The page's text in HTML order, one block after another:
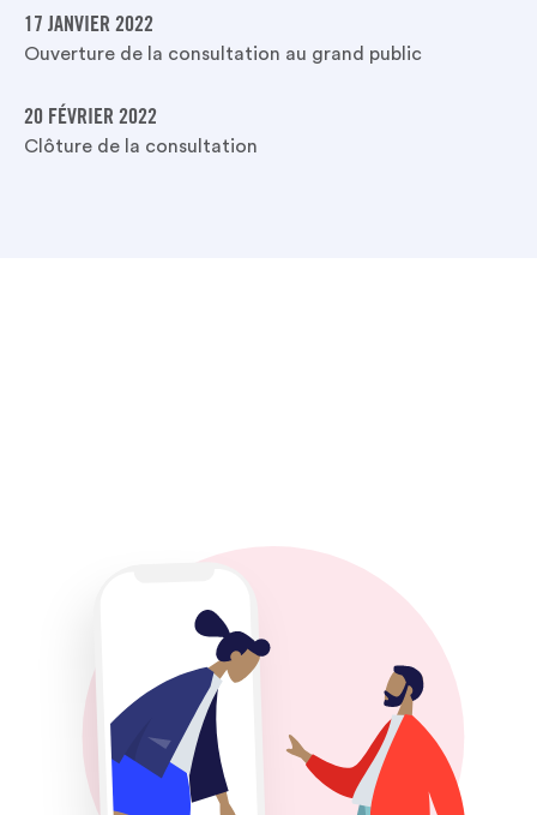
17 JANVIER 2022
Ouverture de la consultation au grand public
20 FÉVRIER 2022
Clôture de la consultation